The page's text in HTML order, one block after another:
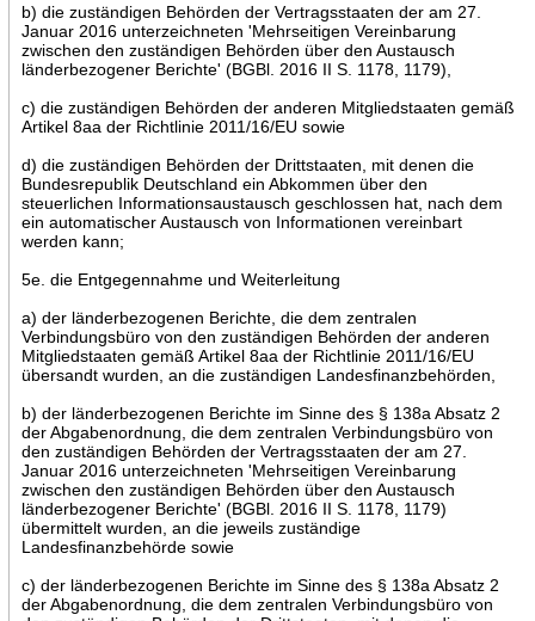
b) die zuständigen Behörden der Vertragsstaaten der am 27.
Januar 2016 unterzeichneten 'Mehrseitigen Vereinbarung
zwischen den zuständigen Behörden über den Austausch
länderbezogener Berichte' (BGBl. 2016 II S. 1178, 1179),
c) die zuständigen Behörden der anderen Mitgliedstaaten gemäß
Artikel 8aa der Richtlinie 2011/16/EU sowie
d) die zuständigen Behörden der Drittstaaten, mit denen die
Bundesrepublik Deutschland ein Abkommen über den
steuerlichen Informationsaustausch geschlossen hat, nach dem
ein automatischer Austausch von Informationen vereinbart
werden kann;
5e. die Entgegennahme und Weiterleitung
a) der länderbezogenen Berichte, die dem zentralen
Verbindungsbüro von den zuständigen Behörden der anderen
Mitgliedstaaten gemäß Artikel 8aa der Richtlinie 2011/16/EU
übersandt wurden, an die zuständigen Landesfinanzbehörden,
b) der länderbezogenen Berichte im Sinne des § 138a Absatz 2
der Abgabenordnung, die dem zentralen Verbindungsbüro von
den zuständigen Behörden der Vertragsstaaten der am 27.
Januar 2016 unterzeichneten 'Mehrseitigen Vereinbarung
zwischen den zuständigen Behörden über den Austausch
länderbezogener Berichte' (BGBl. 2016 II S. 1178, 1179)
übermittelt wurden, an die jeweils zuständige
Landesfinanzbehörde sowie
c) der länderbezogenen Berichte im Sinne des § 138a Absatz 2
der Abgabenordnung, die dem zentralen Verbindungsbüro von